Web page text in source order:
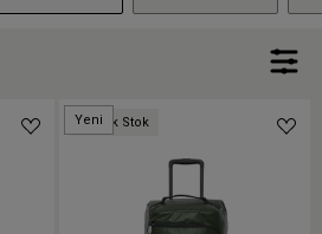
Düşük Stok
Yeni